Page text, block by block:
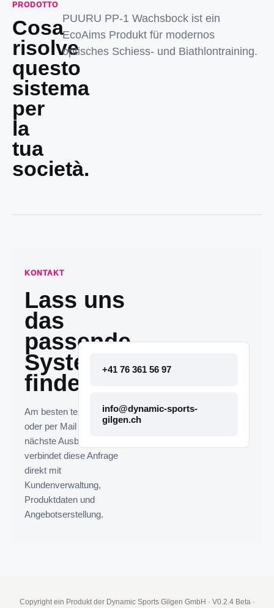
PRODOTTO
Cosa
risolve
questo
sistema
per
la
tua
società.
PUURU PP-1 Wachsbock ist ein
EcoAims Produkt für modernos
optisches Schiess- und Biathlontraining.
KONTAKT
Lass uns
das
passende
System
finden.
Am besten telefonisch
oder per Mail melden. Die
nächste Ausbaustufe
verbindet diese Anfrage
direkt mit
Kundenverwaltung,
Produktdaten und
Angebotserstellung.
+41 76 361 56 97
info@dynamic-sports-
gilgen.ch
Copyright ein Produkt der Dynamic Sports Gilgen GmbH · V0.2.4 Beta·